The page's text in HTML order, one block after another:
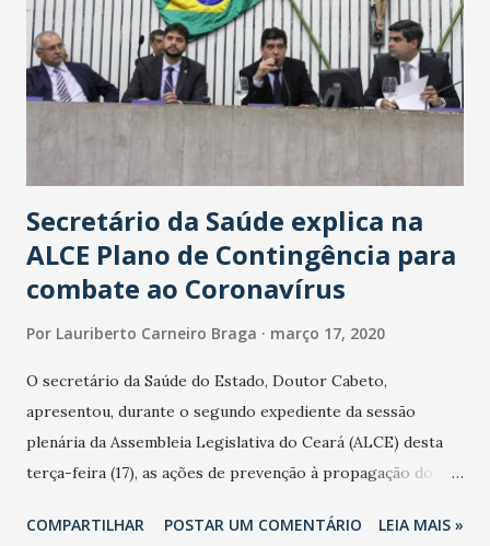
Secretário da Saúde explica na
ALCE Plano de Contingência para
combate ao Coronavírus
Por Lauriberto Carneiro Braga março 17, 2020
O secretário da Saúde do Estado, Doutor Cabeto,
apresentou, durante o segundo expediente da sessão
plenária da Assembleia Legislativa do Ceará (ALCE) desta
terça-feira (17), as ações de prevenção à propagação do
adotadas pelo Governo do Estado na contenção da
COMPARTILHAR POSTAR UM COMENTÁRIO LEIA MAIS »